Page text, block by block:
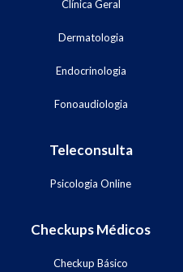
Clínica Geral
Dermatologia
Endocrinologia
Fonoaudiologia
Teleconsulta
Psicologia Online
Checkups Médicos
Checkup Básico